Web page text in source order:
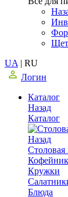
UA | RU
Логин
Каталог
Назад
Каталог
Назад
Столовая
Кружки
Блюда